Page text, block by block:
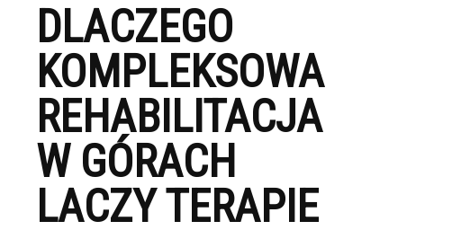
DLACZEGO
KOMPLEKSOWA
REHABILITACJA
W GÓRACH
LACZY TERAPIE